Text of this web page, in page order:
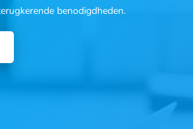
benodigdheden.